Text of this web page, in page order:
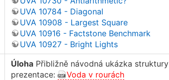
UVA 10784 - Diagonal
UVA 10908 - Largest Square
UVA 10916 - Factstone Benchmark
UVA 10927 - Bright Lights
Úloha Přibližně návodná ukázka struktury
prezentace:
Voda v rourách